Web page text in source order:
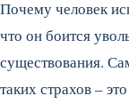
Почему человек
что он боится
существования.
таких страхов –